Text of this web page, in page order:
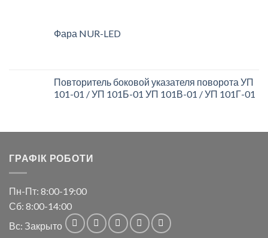
Фара NUR-LED
Повторитель боковой указателя поворота УП
101-01 / УП 101Б-01 УП 101В-01 / УП 101Г-01
ГРАФІК РОБОТИ
Пн-Пт: 8:00-19:00
Сб: 8:00-14:00
Вс: Закрыто